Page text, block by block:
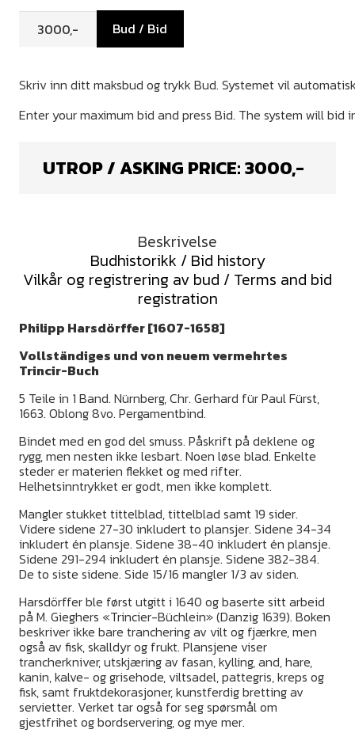
Bud / Bid
UTROP / ASKING PRICE:3000,-
Beskrivelse
Budhistorikk / Bid history
Vilkår og registrering av bud / Terms and bid
registration
Philipp Harsdörffer [1607-1658]
Vollständiges und von neuem vermehrtes
Trincir-Buch
5 Teile in 1 Band. Nürnberg, Chr. Gerhard für Paul Fürst,
1663. Oblong 8vo. Pergamentbind.
Bindet med en god del smuss. Påskrift på deklene og
rygg, men nesten ikke lesbart. Noen løse blad. Enkelte
steder er materien flekket og med rifter.
Helhetsinntrykket er godt, men ikke komplett.
Mangler stukket tittelblad, tittelblad samt 19 sider.
Videre sidene 27-30 inkludert to plansjer. Sidene 34-34
inkludert én plansje. Sidene 38-40 inkludert én plansje.
Sidene 291-294 inkludert én plansje. Sidene 382-384.
De to siste sidene. Side 15/16 mangler 1/3 av siden.
Harsdörffer ble først utgitt i 1640 og baserte sitt arbeid
på M. Gieghers «Trincier-Büchlein» (Danzig 1639). Boken
beskriver ikke bare tranchering av vilt og fjærkre, men
også av fisk, skalldyr og frukt. Plansjene viser
trancherkniver, utskjæring av fasan, kylling, and, hare,
kanin, kalve- og grisehode, viltsadel, pattegris, kreps og
fisk, samt fruktdekorasjoner, kunstferdig bretting av
servietter. Verket tar også for seg spørsmål om
gjestfrihet og bordservering, og mye mer.